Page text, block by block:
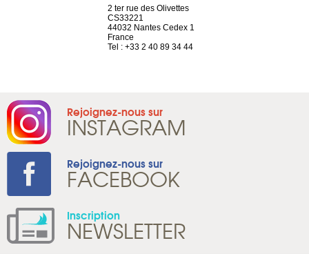
2 ter rue des Olivettes
CS33221
44032 Nantes Cedex 1
France
Tel : +33 2 40 89 34 44
Rejoignez-nous sur
INSTAGRAM
Rejoignez-nous sur
FACEBOOK
Inscription
NEWSLETTER